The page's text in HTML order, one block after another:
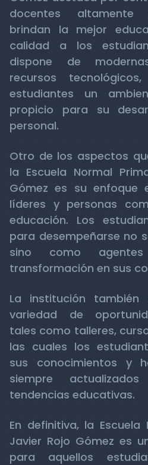
docentes altamente
brindan la mejor
calidad a los
dispone de
recursos
estudiantes un
propicio para su
personal.
Otro de los aspectos
la Escuela Normal
Gómez es su enfoque
líderes y personas
educación. Los
para desempeñarse no
sino como
transformación en sus
La institución
variedad de
tales como talleres,
las cuales los
sus conocimientos y
siempre
tendencias educativas.
En definitiva, la Escuela
Javier Rojo Gómez es
para aquellos